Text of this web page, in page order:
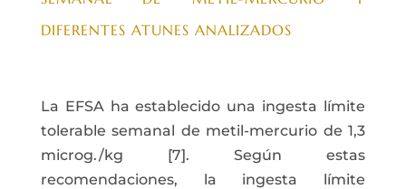
DIFERENTES ATUNES ANALIZADOS
La EFSA ha establecido una ingesta límite
tolerable semanal de metil-mercurio de 1,3
microg./kg [7]. Según estas
recomendaciones, la ingesta límite